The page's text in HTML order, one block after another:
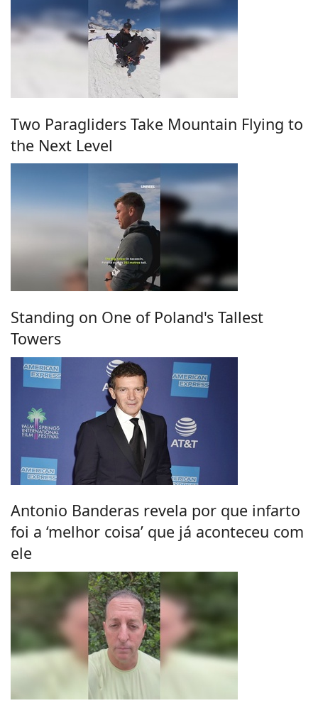
Two Paragliders Take Mountain Flying to
the Next Level
Standing on One of Poland's Tallest
Towers
Antonio Banderas revela por que infarto
foi a ‘melhor coisa’ que já aconteceu com
ele